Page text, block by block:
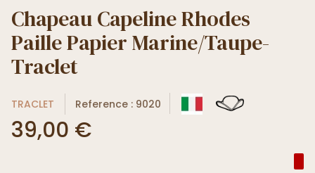
Chapeau Capeline Rhodes
Paille Papier Marine/Taupe-
Traclet
TRACLET Reference : 9020
39,00 €